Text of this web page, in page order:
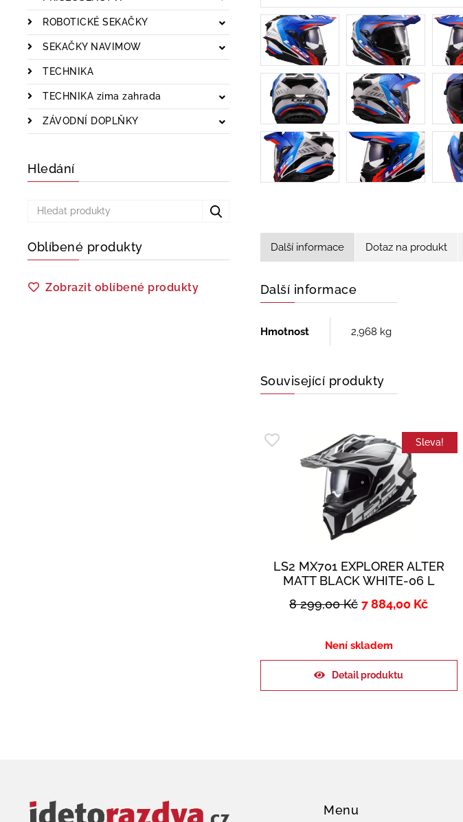
ROBOTICKÉ SEKAČKY
SEKAČKY NAVIMOW
TECHNIKA
TECHNIKA zima zahrada
ZÁVODNÍ DOPLŇKY
Hledání
Oblíbené produkty
Zobrazit oblíbené produkty
Další informace Dotaz na produkt
Další informace
Hmotnost 2,968 kg
Související produkty
Sleva!
LS2 MX701 EXPLORER ALTER
MATT BLACK WHITE-06 L
8 299,00Kč 7 884,00 Kč
Není skladem
Detail produktu
Menu